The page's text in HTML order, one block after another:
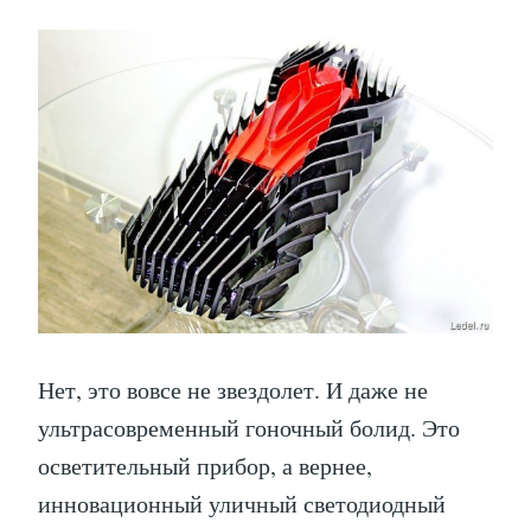
Нет, это вовсе не звездолет. И даже не
ультрасовременный гоночный болид. Это
осветительный прибор, а вернее,
инновационный уличный светодиодный